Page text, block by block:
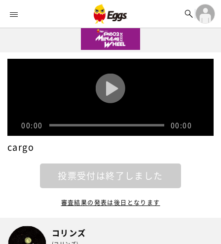


ランキング 
記事 

ログイン
アカウント登録
00:00 00:00
cargo
投票受付は終了しました
審査結果の発表は後日となります
コリンズ